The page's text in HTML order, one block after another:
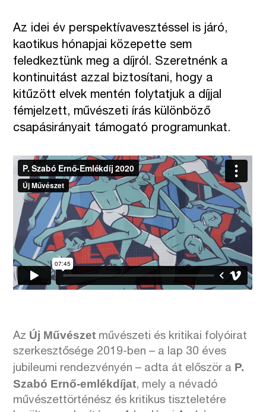
Az idei év perspektívavesztéssel is járó,
kaotikus hónapjai közepette sem
feledkeztünk meg a díjról. Szeretnénk a
kontinuitást azzal biztosítani, hogy a
kitűzött elvek mentén folytatjuk a díjjal
fémjelzett, művészeti írás különböző
csapásirányait támogató programunkat.
Az Új Művészet művészeti és kritikai folyóirat
szerkesztősége 2019-ben – a lap 30 éves
jubileumi rendezvényén – adta át először a P.
Szabó Ernő-emlékdíjat, mely a névadó
művészettörténész és kritikus tiszteletére